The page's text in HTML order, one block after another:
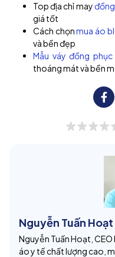
Top địa chỉ may
giá tốt
Cách chọnmua áo
và bền đẹp
Mẫu váy đồng
thoáng mát và bền
Nguyễn Tuấn Hoạt
Nguyễn Tuấn Hoạt,
áo y tế chất lượng cao,